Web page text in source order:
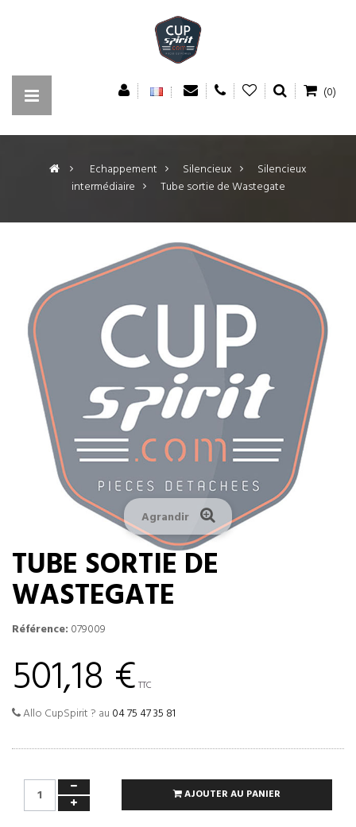
(0)
> Echappement > Silencieux >
Silencieux
intermédiaire > Tube sortie de Wastegate
Agrandir
TUBE SORTIE DE
WASTEGATE
Référence: 079009
501,18 € TTC
Allo CupSpirit ? au 04 75 47 35 81
AJOUTER AU PANIER